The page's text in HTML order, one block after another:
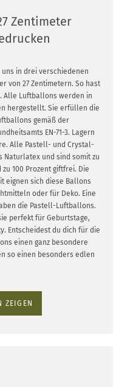
Zentimeter
in drei verschiedenen
von 27 Zentimetern. So hast
Alle Luftballons werden in
hergestellt. Sie erfüllen die
gemäß der
EN-71-3. Lagern
Alle Pastell- und Crystal-
Naturlatex und sind somit zu
100 Prozent giftfrei. Die
eignen sich diese Ballons
oder für Deko. Eine
die Pastell-Luftballons.
perfekt für Geburtstage,
Entscheidest du dich für die
einen ganz besondere
so einen besonders edlen
ZEIGEN